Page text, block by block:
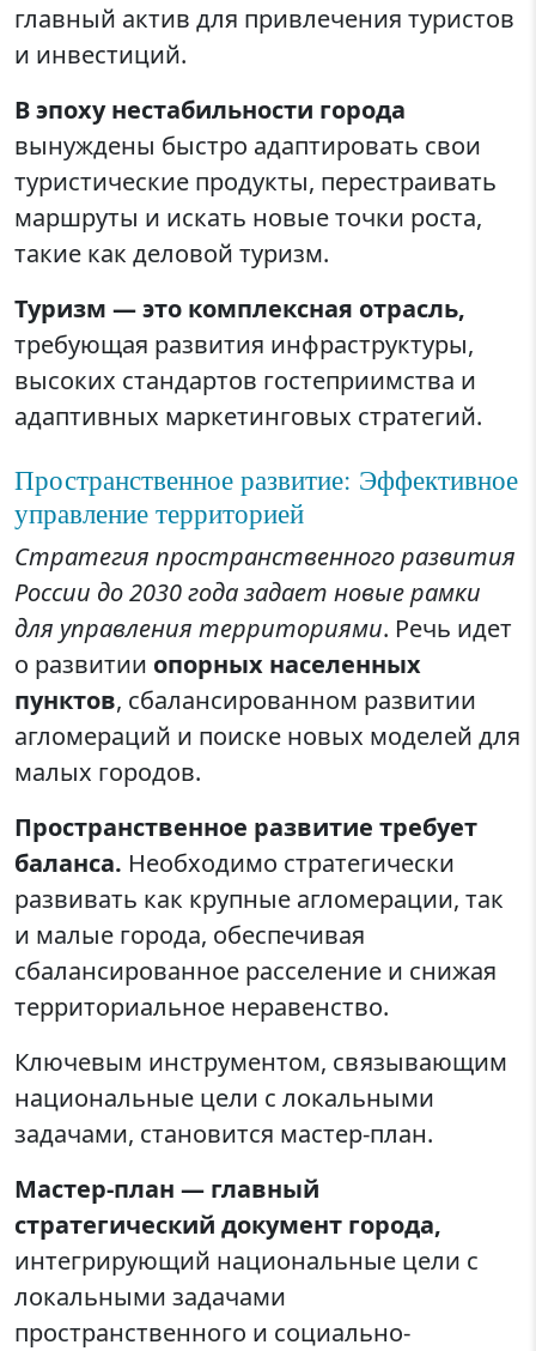
главный актив для привлечения туристов
и инвестиций.
В эпоху нестабильности города
вынуждены быстро адаптировать свои
туристические продукты, перестраивать
маршруты и искать новые точки роста,
такие как деловой туризм.
Туризм — это комплексная отрасль,
требующая развития инфраструктуры,
высоких стандартов гостеприимства и
адаптивных маркетинговых стратегий.
Пространственное развитие: Эффективное
управление территорией
Стратегия пространственного развития
России до 2030 года задает новые рамки
для управления территориями. Речь идет
о развитии опорных населенных
пунктов, сбалансированном развитии
агломераций и поиске новых моделей для
малых городов.
Пространственное развитие требует
баланса. Необходимо стратегически
развивать как крупные агломерации, так
и малые города, обеспечивая
сбалансированное расселение и снижая
территориальное неравенство.
Ключевым инструментом, связывающим
национальные цели с локальными
задачами, становится мастер-план.
Мастер-план — главный
стратегический документ города,
интегрирующий национальные цели с
локальными задачами
пространственного и социально-